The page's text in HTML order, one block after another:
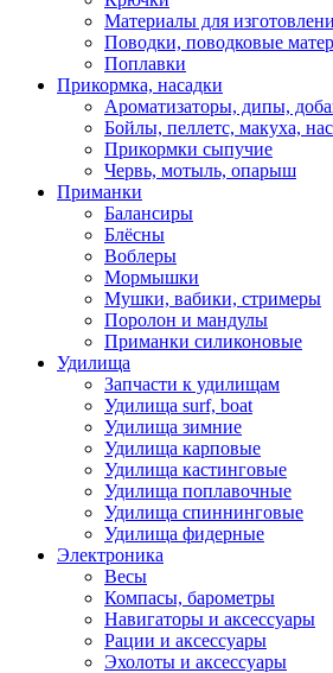
Материалы для
Поводки, поводковые
Поплавки
Прикормка, насадки
Ароматизаторы, дипы,
Бойлы, пеллетс, макуха,
Прикормки сыпучие
Червь, мотыль, опарыш
Приманки
Балансиры
Блёсны
Воблеры
Мормышки
Мушки, вабики, стримеры
Поролон и мандулы
Приманки силиконовые
Удилища
Запчасти к удилищам
Удилища surf, boat
Удилища зимние
Удилища карповые
Удилища кастинговые
Удилища поплавочные
Удилища спиннинговые
Удилища фидерные
Электроника
Весы
Компасы, барометры
Навигаторы и аксессуары
Рации и аксессуары
Эхолоты и аксессуары